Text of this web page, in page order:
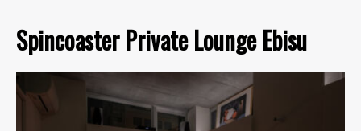
Spincoaster Private Lounge Ebisu